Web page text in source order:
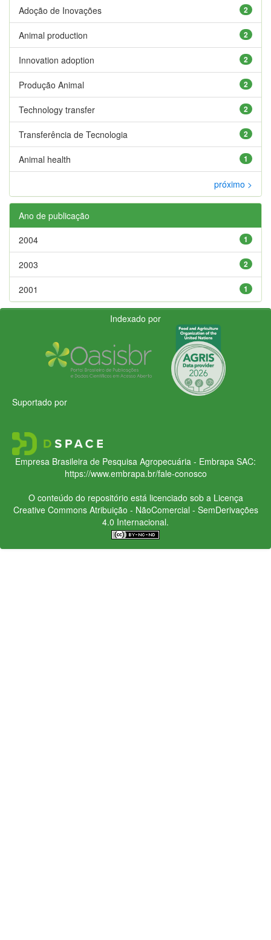
2
Adoção de Inovações
2
Animal production
2
Innovation adoption
2
Produção Animal
2
Technology transfer
2
Transferência de Tecnologia
1
Animal health
próximo >
Ano de publicação
1
2004
2
2003
1
2001
Indexado por
Suportado por
Empresa Brasileira de Pesquisa Agropecuária - Embrapa SAC:
https://www.embrapa.br/fale-conosco
O conteúdo do repositório está licenciado sob a Licença
Creative CommonsAtribuição - NãoComercial - SemDerivações
4.0 Internacional.